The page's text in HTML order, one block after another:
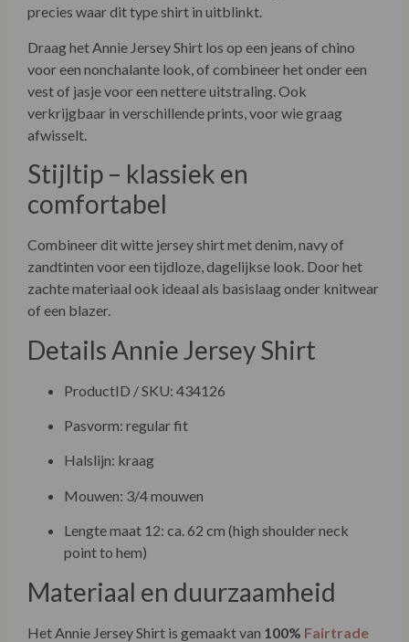
precies waar dit type shirt in uitblinkt.
Draag het Annie Jersey Shirt los op een jeans of chino
voor een nonchalante look, of combineer het onder een
vest of jasje voor een nettere uitstraling. Ook
verkrijgbaar in verschillende prints, voor wie graag
afwisselt.
Stijltip – klassiek en
comfortabel
Combineer dit witte jersey shirt met denim, navy of
zandtinten voor een tijdloze, dagelijkse look. Door het
zachte materiaal ook ideaal als basislaag onder knitwear
of een blazer.
Details Annie Jersey Shirt
ProductID / SKU: 434126
Pasvorm: regular fit
Halslijn: kraag
Mouwen: 3/4 mouwen
Lengte maat 12: ca. 62 cm (high shoulder neck
point to hem)
Materiaal en duurzaamheid
Het Annie Jersey Shirt is gemaakt van 100% Fairtrade